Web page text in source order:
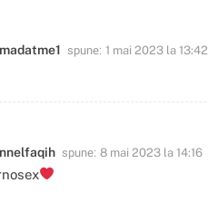
spune: 1 mai 2023 la 13:42
spune: 8 mai 2023 la 14:16